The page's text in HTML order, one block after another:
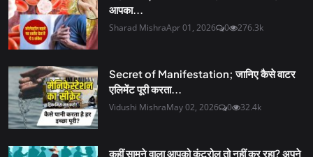
आपका...
Sharad MishraApr 01, 2026 0 276.3k
Secret of Manifestation; जानिए कैसे वाटर
एलिमेंट पूरी करता...
Vidushi MishraMay 02, 2026 0 32.4k
कहीं सामने वाला आपको कंट्रोल तो नहीं कर रहा? अपने